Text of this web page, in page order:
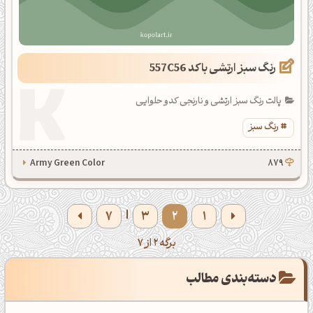
رنگ سبز ارتشی با کد 557C56
پالت رنگ سبز ارتشی و نارنجی کدو حلوایی
رنگ سبز
879
Army Green Color
1
2
3
|
7
برگه 2 از 7
دسته‌بندی مطالب